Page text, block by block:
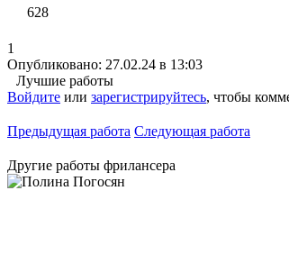
628
1
Опубликовано: 27.02.24 в 13:03
Лучшие работы
Войдите или зарегистрируйтесь, чтобы
Предыдущая работа Следующая работа
Другие работы фрилансера